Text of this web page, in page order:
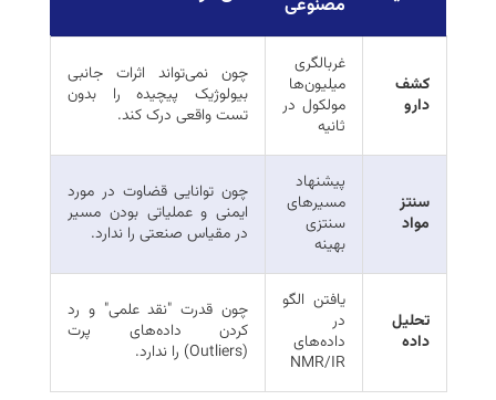
مصنوعی
کشف
دارو
غربالگری
میلیون‌ها
مولکول در
ثانیه
چون نمی‌تواند اثرات جانبی
بیولوژیک پیچیده را بدون
تست واقعی درک کند.
سنتز
مواد
پیشنهاد
مسیرهای
سنتزی
بهینه
چون توانایی قضاوت در مورد
ایمنی و عملیاتی بودن مسیر
در مقیاس صنعتی را ندارد.
تحلیل
داده
یافتن الگو
در
داده‌های
NMR/IR
چون قدرت "نقد علمی" و رد
کردن داده‌های پرت
(Outliers) را ندارد.